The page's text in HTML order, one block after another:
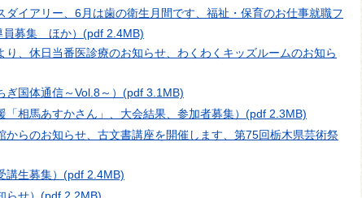
イアリー、6月は歯の衛生月間です、福祉・保育のお仕事就職フ
員募集 ほか） (pdf 2.4MB)
、休日当番医診療のお知らせ、わくわくキッズルームのお知ら
国体通信～Vol.8～） (pdf 3.1MB)
相馬あすかさん」、大会結果、参加者募集） (pdf 2.3MB)
からのお知らせ、古文書講座を開催します、第75回栃木県芸術祭
生募集） (pdf 2.4MB)
せ） (pdf 2.2MB)